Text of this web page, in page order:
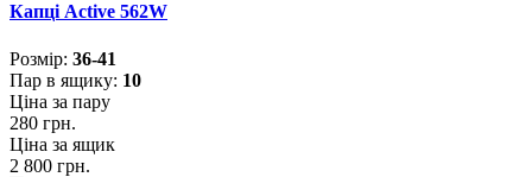
Капці Active 562W
Розмiр: 36-41
Пар в ящику: 10
Ціна за пару
280 грн.
Ціна за ящик
2 800 грн.